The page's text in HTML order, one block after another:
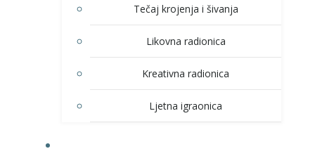
Tečaj krojenja i šivanja
Likovna radionica
Kreativna radionica
Ljetna igraonica